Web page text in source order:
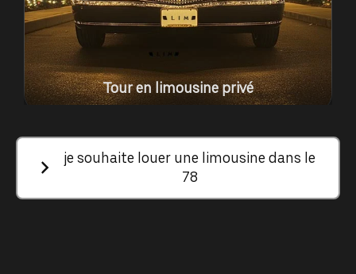
Tour en limousine privé
je souhaite louer une limousine dans le
78